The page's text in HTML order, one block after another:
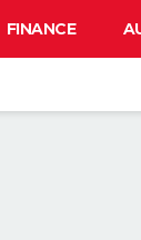
FINANCE